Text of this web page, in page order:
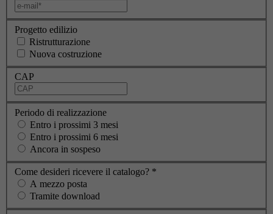
Progetto edilizio
Ristrutturazione
Nuova costruzione
CAP
Periodo di realizzazione
Entro i prossimi 3 mesi
Entro i prossimi 6 mesi
Ancora in sospeso
Come desideri ricevere il catalogo? *
A mezzo posta
Tramite download